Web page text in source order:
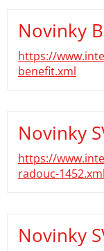
Novinky
https://
benefit.xml
Novinky
https://
radouc-1452.xml
Novinky